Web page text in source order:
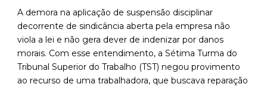
A demora na aplicação de suspensão disciplinar
decorrente de sindicância aberta pela empresa não
viola a lei e não gera dever de indenizar por danos
morais. Com esse entendimento, a Sétima Turma do
Tribunal Superior do Trabalho (TST) negou provimento
ao recurso de uma trabalhadora, que buscava reparação